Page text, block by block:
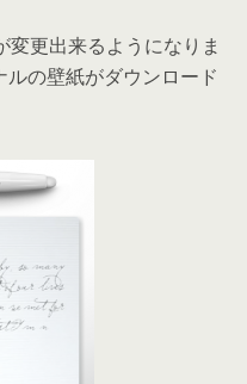
変更出来るようになりま
ルの壁紙がダウンロード